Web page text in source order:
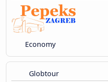
Economy
Globtour